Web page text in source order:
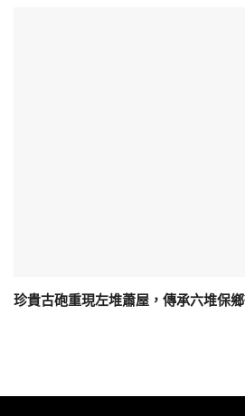
珍貴古砲重現左堆蕭屋，傳承六堆保